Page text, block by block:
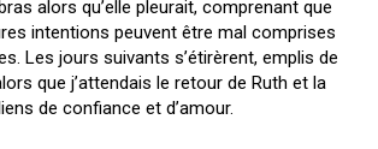
alors qu’elle pleurait, comprenant que
intentions peuvent être mal comprises
Les jours suivants s’étirèrent, emplis de
que j’attendais le retour de Ruth et la
de confiance et d’amour.